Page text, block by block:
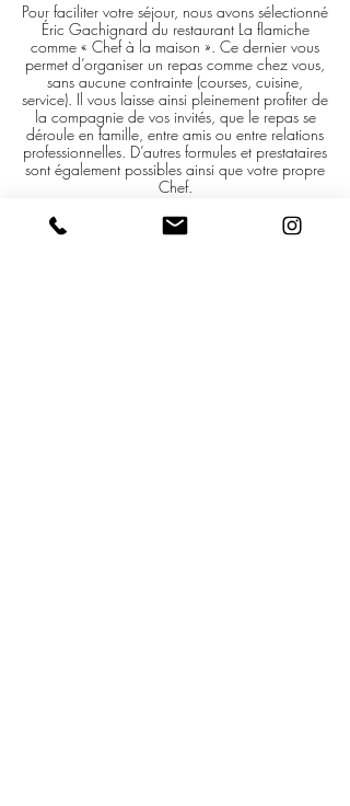
Pour faciliter votre séjour, nous avons sélectionné
Éric Gachignard du restaurant La flamiche
comme « Chef à la maison ». Ce dernier vous
permet d’organiser un repas comme chez vous,
sans aucune contrainte (courses, cuisine,
service). Il vous laisse ainsi pleinement profiter de
la compagnie de vos invités, que le repas se
déroule en famille, entre amis ou entre relations
professionnelles. D’autres formules et prestataires
sont également possibles ainsi que votre propre
Chef.